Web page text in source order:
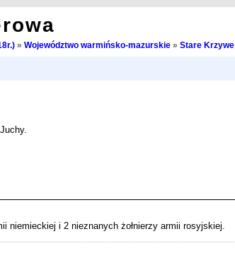
» Województwo warmińsko-mazurskie» Stare Krzywe
niemieckiej i 2 nieznanych żołnierzy armii rosyjskiej.